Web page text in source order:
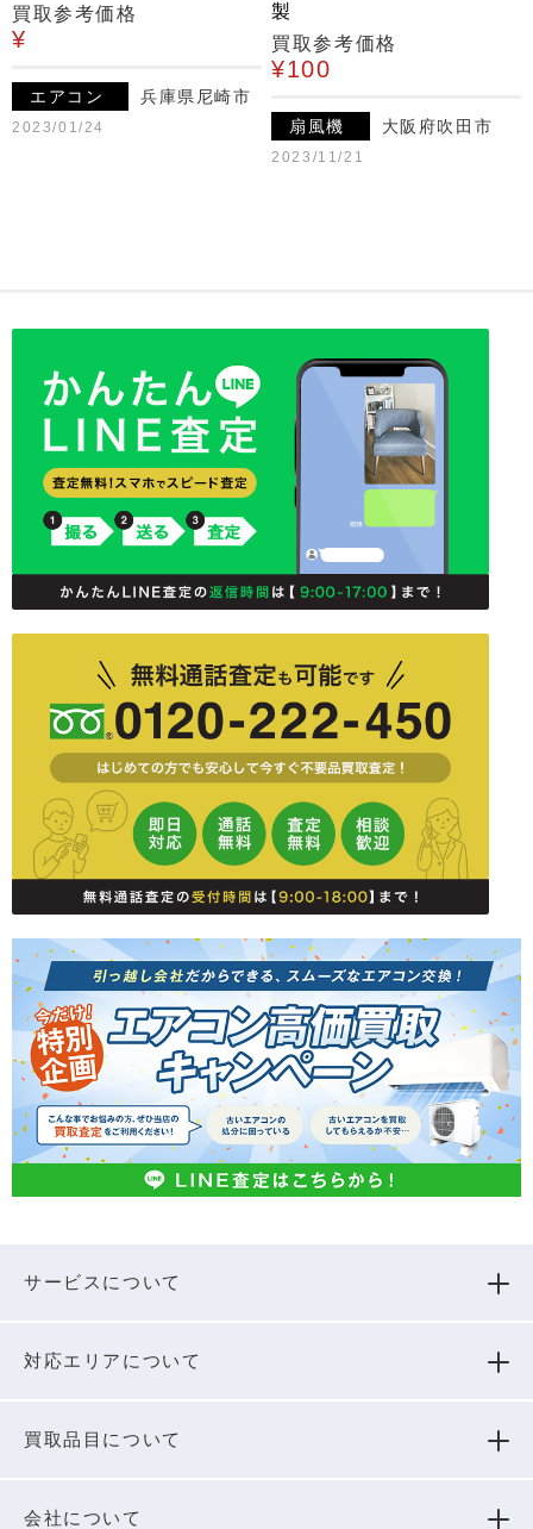
買取参考価格
¥
エアコン 兵庫県尼崎市
2023/01/24
製
買取参考価格
¥100
扇風機 大阪府吹田市
2023/11/21
サービスについて
対応エリアについて
買取品⽬について
会社について